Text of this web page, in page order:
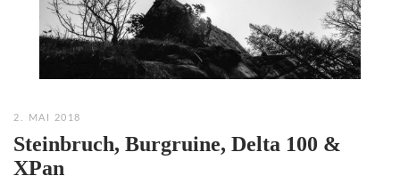
2. MAI 2018
Steinbruch, Burgruine, Delta 100 &
XPan